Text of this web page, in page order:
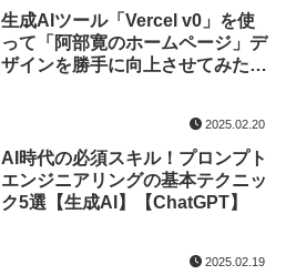
生成AIツール「Vercel v0」を使
って「阿部寛のホームページ」デ
ザインを勝手に向上させてみた～
2025.02.20
AI時代の必須スキル！プロンプト
エンジニアリングの基本テクニッ
ク5選【生成AI】【ChatGPT】
2025.02.19